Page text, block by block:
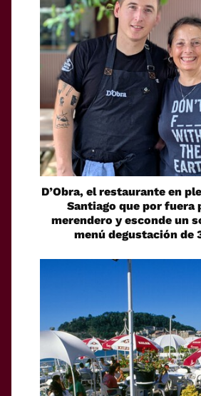
D’Obra, el restaurante en
Santiago que por fuera
merendero y esconde un
menú degustación de